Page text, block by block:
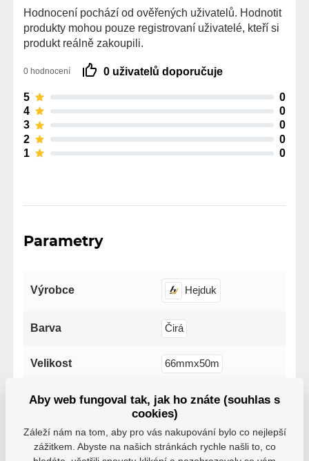
Hodnocení pochází od ověřených uživatelů. Hodnotit
produkty mohou pouze registrovaní uživatelé, kteří si
produkt reálně zakoupili.
0 hodnocení 0 uživatelů doporučuje
5
0
4
0
3
0
2
0
1
0
Parametry
Výrobce Hejduk
Barva Čirá
Velikost 66mmx50m
Aby web fungoval tak, jak ho znáte (souhlas s
cookies)
Záleží nám na tom, aby pro vás nakupování bylo co nejlepší
zážitkem. Abyste na našich stránkách rychle našli to, co